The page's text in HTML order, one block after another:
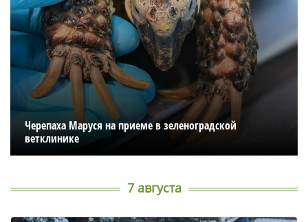
Черепаха Маруся на приеме в зеленоградской
ветклинике
7 августа